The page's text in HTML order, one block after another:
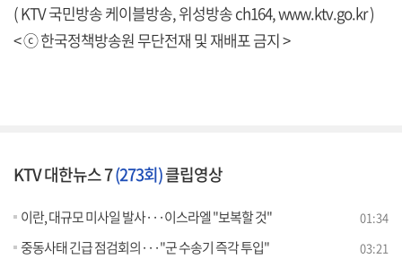
( KTV 국민방송 케이블방송, 위성방송 ch164,www.ktv.go.kr)
< ⓒ 한국정책방송원 무단전재 및 재배포 금지 >
KTV 대한뉴스 7(273회)클립영상
이란, 대규모 미사일 발사···이스라엘 "보복할 것" 01:34
중동사태 긴급 점검회의···"군 수송기 즉각 투입" 03:21